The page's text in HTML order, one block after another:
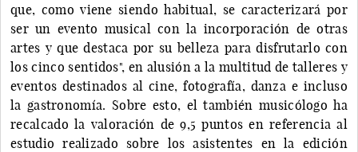
que, como viene siendo habitual, se caracterizará por
ser un evento musical con la incorporación de otras
artes y que destaca por su belleza para disfrutarlo con
los cinco sentidos", en alusión a la multitud de talleres y
eventos destinados al cine, fotografía, danza e incluso
la gastronomía. Sobre esto, el también musicólogo ha
recalcado la valoración de 9,5 puntos en referencia al
estudio realizado sobre los asistentes en la edición